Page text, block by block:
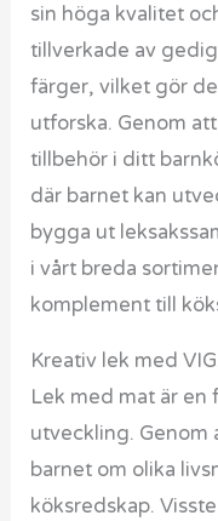
sin höga kvalitet
tillverkade av
färger, vilket gör
utforska. Genom
tillbehör i ditt
där barnet kan
bygga ut
i vårt breda
komplement till
Kreativ lek med
Lek med mat är en
utveckling. Genom
barnet om olika
köksredskap.